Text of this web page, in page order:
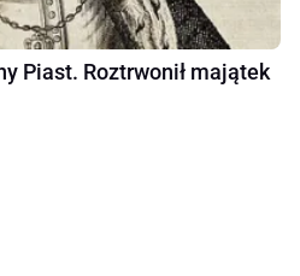
Piast. Roztrwonił majątek